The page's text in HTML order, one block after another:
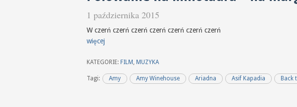
1 października 2015
W czerń czerń czerń czerń czerń
więcej
KATEGORIE: FILM MUZYKA
Tagi: Amy Amy Winehouse Ariadna Asif Kapadia Back